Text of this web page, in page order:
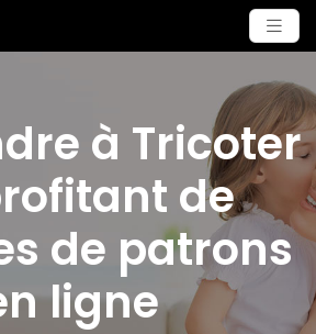
à Tricoter
de
de patrons
ligne